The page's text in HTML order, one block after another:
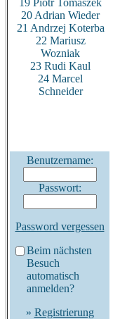
19 Piotr Tomaszek
20 Adrian Wieder
21 Andrzej Koterba
22 Mariusz
Wozniak
23 Rudi Kaul
24 Marcel
Schneider
Benutzername:
Passwort:
Password vergessen
Beim nächsten
Besuch
automatisch
anmelden?
» Registrierung